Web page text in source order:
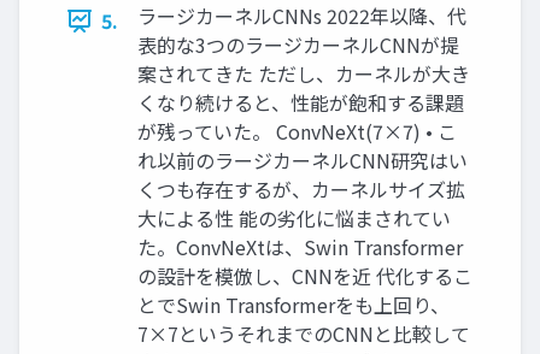
5.
ラージカーネルCNNs 2022年以降、代
表的な3つのラージカーネルCNNが提
案されてきた ただし、カーネルが大き
くなり続けると、性能が飽和する課題
が残っていた。 ConvNeXt(7×7) • こ
れ以前のラージカーネルCNN研究はい
くつも存在するが、カーネルサイズ拡
大による性 能の劣化に悩まされてい
た。ConvNeXtは、Swin Transformer
の設計を模倣し、CNNを近 代化するこ
とでSwin Transformerをも上回り、
7×7というそれまでのCNNと比較して